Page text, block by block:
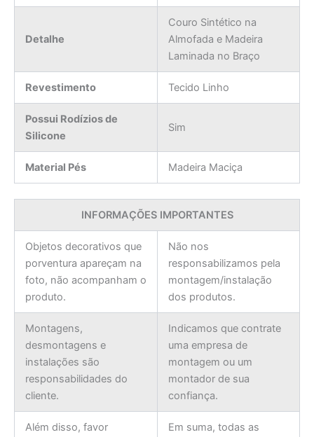
Detalhe
Couro Sintético na
Almofada e Madeira
Laminada no Braço
Revestimento Tecido Linho
Possui Rodízios de
Silicone
Sim
Material Pés Madeira Maciça
INFORMAÇÕES IMPORTANTES
Objetos decorativos que
porventura apareçam na
foto, não acompanham o
produto.
Não nos
responsabilizamos pela
montagem/instalação
dos produtos.
Montagens,
desmontagens e
instalações são
responsabilidades do
cliente.
Indicamos que contrate
uma empresa de
montagem ou um
montador de sua
confiança.
Além disso, favor
Em suma, todas as